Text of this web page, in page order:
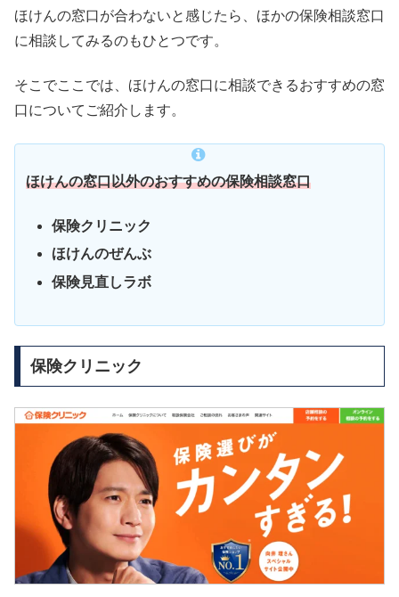
ほけんの窓口が合わないと感じたら、ほかの保険相談窓口
に相談してみるのもひとつです。
そこでここでは、ほけんの窓口に相談できるおすすめの窓
口についてご紹介します。
ほけんの窓口以外のおすすめの保険相談窓口
保険クリニック
ほけんのぜんぶ
保険見直しラボ
保険クリニック